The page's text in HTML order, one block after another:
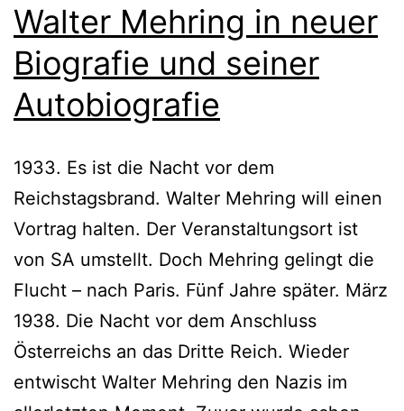
Walter Mehring in neuer
Biografie und seiner
Autobiografie
1933. Es ist die Nacht vor dem
Reichstagsbrand. Walter Mehring will einen
Vortrag halten. Der Veranstaltungsort ist
von SA umstellt. Doch Mehring gelingt die
Flucht – nach Paris. Fünf Jahre später. März
1938. Die Nacht vor dem Anschluss
Österreichs an das Dritte Reich. Wieder
entwischt Walter Mehring den Nazis im